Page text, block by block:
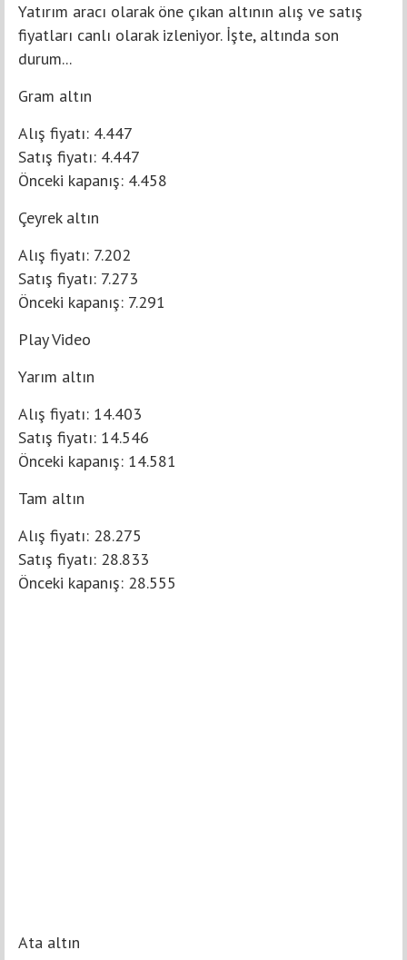
Yatırım aracı olarak öne çıkan altının alış ve satış
fiyatları canlı olarak izleniyor. İşte, altında son
durum...
Gram altın
Alış fiyatı: 4.447
Satış fiyatı: 4.447
Önceki kapanış: 4.458
Çeyrek altın
Alış fiyatı: 7.202
Satış fiyatı: 7.273
Önceki kapanış: 7.291
Play Video
Yarım altın
Alış fiyatı: 14.403
Satış fiyatı: 14.546
Önceki kapanış: 14.581
Tam altın
Alış fiyatı: 28.275
Satış fiyatı: 28.833
Önceki kapanış: 28.555
Ata altın